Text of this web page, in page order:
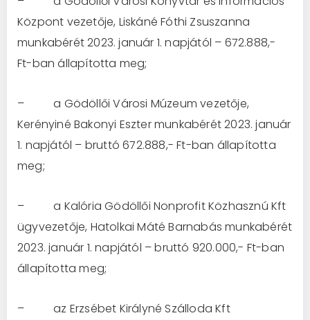
Központ vezetője, Liskáné Fóthi Zsuszanna
munkabérét 2023. január 1. napjától – 672.888,-
Ft-ban állapította meg;
– a Gödöllői Városi Múzeum vezetője,
Kerényiné Bakonyi Eszter munkabérét 2023. január
1. napjától – bruttó 672.888,- Ft-ban állapította
meg;
– a Kalória Gödöllői Nonprofit Közhasznú Kft
ügyvezetője, Hatolkai Máté Barnabás munkabérét
2023. január 1. napjától – bruttó 920.000,- Ft-ban
állapította meg;
– az Erzsébet Királyné Szálloda Kft